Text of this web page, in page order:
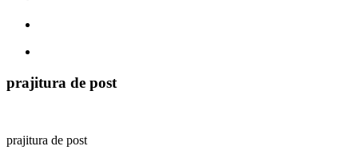
prajitura de post
prajitura de post